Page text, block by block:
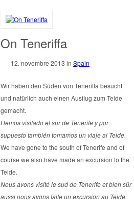
On Teneriffa
12. novembre 2013 in Spain
Wir haben den Süden von Teneriffa besucht
und natürlich auch einen Ausflug zum Teide
gemacht.
Hemos visitado el sur de Tenerife y por
supuesto también tomamos un viaje al Teide.
We have gone to the south of Tenerife and of
course we also have made an excursion to the
Teide.
Nous avons visité le sud de Tenerife et bien sûr
aussi nous avons faite un excursion au Teide.